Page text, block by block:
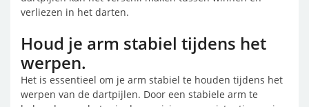
verliezen in het darten.
Houd je arm stabiel tijdens het
werpen.
Het is essentieel om je arm stabiel te houden tijdens het
werpen van de dartpijlen. Door een stabiele arm te